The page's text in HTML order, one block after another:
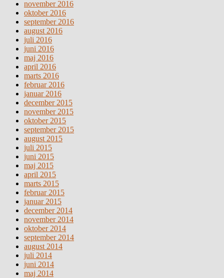
november 2016
oktober 2016
september 2016
august 2016
juli 2016
juni 2016
maj 2016
april 2016
marts 2016
februar 2016
januar 2016
december 2015
november 2015
oktober 2015
september 2015
august 2015
juli 2015
juni 2015
maj 2015
april 2015
marts 2015
februar 2015
januar 2015
december 2014
november 2014
oktober 2014
september 2014
august 2014
juli 2014
juni 2014
maj 2014